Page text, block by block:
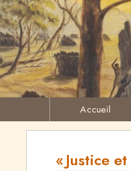
Accueil
« Justice